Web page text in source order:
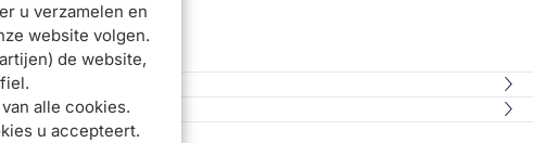
u verzamelen en
website volgen.
de website,
alle cookies.
u accepteert.